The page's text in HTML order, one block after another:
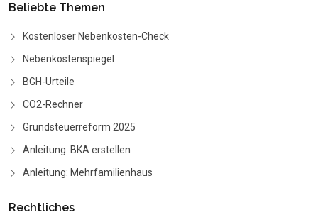
Beliebte Themen
Kostenloser Nebenkosten-Check
Nebenkostenspiegel
BGH-Urteile
CO2-Rechner
Grundsteuerreform 2025
Anleitung: BKA erstellen
Anleitung: Mehrfamilienhaus
Rechtliches